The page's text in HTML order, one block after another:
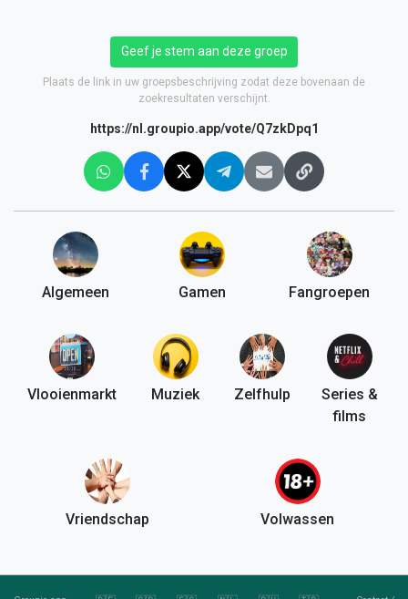
Geef je stem aan deze groep
Plaats de link in uw groepsbeschrijving zodat deze bovenaan de
zoekresultaten verschijnt.
https://nl.groupio.app/vote/Q7zkDpq1
Algemeen Gamen Fangroepen
Vlooienmarkt Muziek Zelfhulp
Series &
films
Vriendschap Volwassen